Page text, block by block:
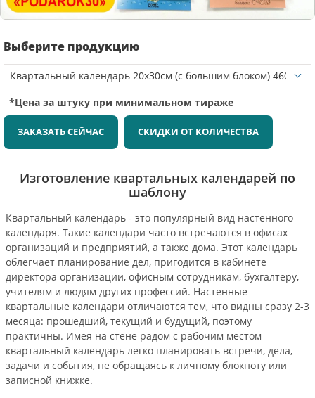
Выберите продукцию
*Цена за штуку при минимальном тираже
ЗАКАЗАТЬ СЕЙЧАС СКИДКИ ОТ КОЛИЧЕСТВА
Изготовление квартальных календарей по
шаблону
Квартальный календарь - это популярный вид настенного
календаря. Такие календари часто встречаются в офисах
организаций и предприятий, а также дома. Этот календарь
облегчает планирование дел, пригодится в кабинете
директора организации, офисным сотрудникам, бухгалтеру,
учителям и людям других профессий. Настенные
квартальные календари отличаются тем, что видны сразу 2-3
месяца: прошедший, текущий и будущий, поэтому
практичны. Имея на стене радом с рабочим местом
квартальный календарь легко планировать встречи, дела,
задачи и события, не обращаясь к личному блокноту или
записной книжке.